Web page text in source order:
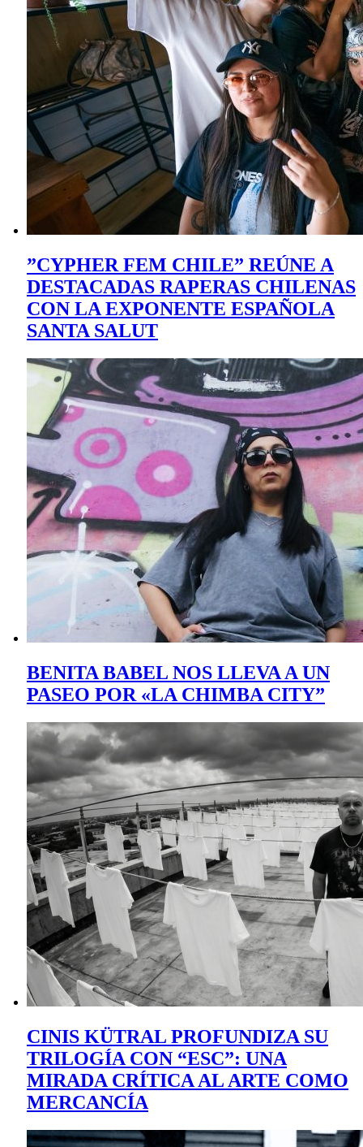
”CYPHER FEM CHILE” REÚNE A
DESTACADAS RAPERAS CHILENAS
CON LA EXPONENTE ESPAÑOLA
SANTA SALUT
BENITA BABEL NOS LLEVA A UN
PASEO POR «LA CHIMBA CITY”
CINIS KÜTRAL PROFUNDIZA SU
TRILOGÍA CON “ESC”: UNA
MIRADA CRÍTICA AL ARTE COMO
MERCANCÍA